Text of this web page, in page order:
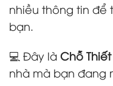
nhiều thông tin để
bạn.
💻 Đây là Chỗ
nhà mà bạn đang